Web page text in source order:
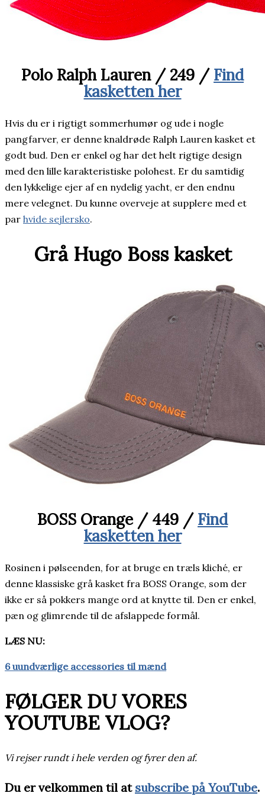
Polo Ralph Lauren / 249 / Find
kasketten her
Hvis du er i rigtigt sommerhumør og ude i nogle
pangfarver, er denne knaldrøde Ralph Lauren kasket et
godt bud. Den er enkel og har det helt rigtige design
med den lille karakteristiske polohest. Er du samtidig
den lykkelige ejer af en nydelig yacht, er den endnu
mere velegnet. Du kunne overveje at supplere med et
par hvide sejlersko.
Grå Hugo Boss kasket
BOSS Orange / 449 / Find
kasketten her
Rosinen i pølseenden, for at bruge en træls kliché, er
denne klassiske grå kasket fra BOSS Orange, som der
ikke er så pokkers mange ord at knytte til. Den er enkel,
pæn og glimrende til de afslappede formål.
LÆS NU:
6 uundværlige accessories til mænd
FØLGER DU VORES
YOUTUBE VLOG?
Vi rejser rundt i hele verden og fyrer den af.
Du er velkommen til at subscribe på YouTube.